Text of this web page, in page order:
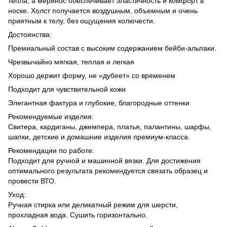
носке. Холст получается воздушным, объемным и очень
приятным к телу, без ощущения колючести.
Достоинства:
Премиальный состав с высоким содержанием бейби-альпаки.
Чрезвычайно мягкая, теплая и легкая
Хорошо держит форму, не «дубеет» со временем
Подходит для чувствительной кожи
Элегантная фактура и глубокие, благородные оттенки
Рекомендуемые изделия:
Свитера, кардиганы, джемпера, платья, палантины, шарфы,
шапки, детские и домашние изделия премиум-класса.
Рекомендации по работе:
Подходит для ручной и машинной вязки. Для достижения
оптимального результата рекомендуется связать образец и
провести ВТО.
Уход:
Ручная стирка или деликатный режим для шерсти,
прохладная вода. Сушить горизонтально.